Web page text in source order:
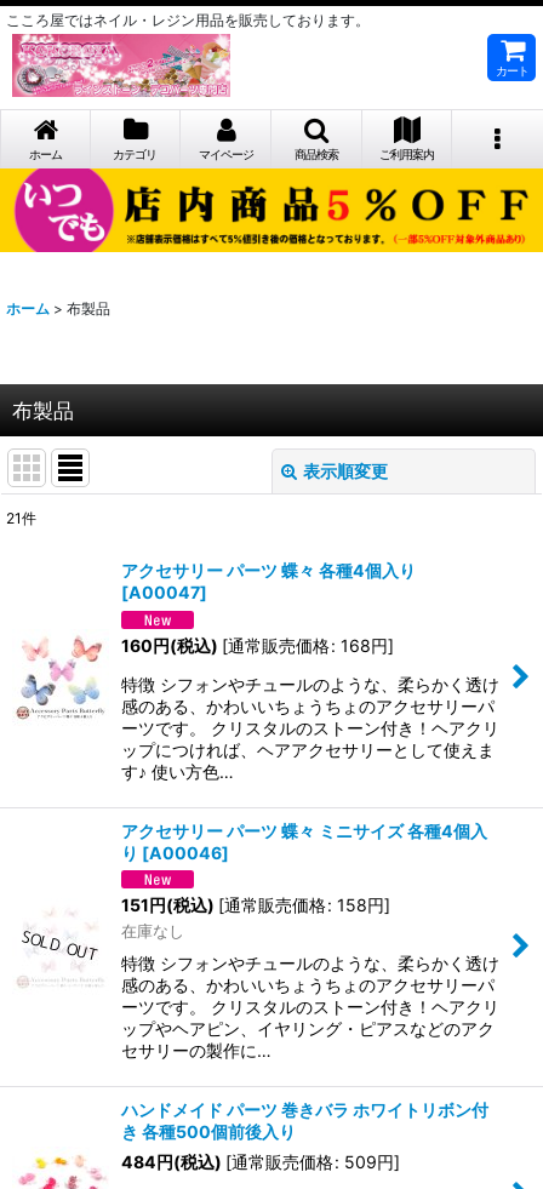
こころ屋ではネイル・レジン用品を販売しております。
カート
ホーム カテゴリ マイページ 商品検索 ご利用案内
ホーム > 布製品
布製品
表示順変更
並び順
絞り込む
21件
アクセサリー パーツ 蝶々 各種4個入り
[A00047]
160円(税込) [通常販売価格: 168円]
特徴 シフォンやチュールのような、柔らかく透け
感のある、かわいいちょうちょのアクセサリーパ
ーツです。 クリスタルのストーン付き！ヘアクリ
ップにつければ、ヘアアクセサリーとして使えま
す♪ 使い方色…
アクセサリー パーツ 蝶々 ミニサイズ 各種4個入
り [A00046]
151円(税込) [通常販売価格: 158円]
在庫なし
特徴 シフォンやチュールのような、柔らかく透け
感のある、かわいいちょうちょのアクセサリーパ
ーツです。 クリスタルのストーン付き！ヘアクリ
ップやヘアピン、イヤリング・ピアスなどのアク
セサリーの製作に…
ハンドメイド パーツ 巻きバラ ホワイトリボン付
き 各種500個前後入り
484円(税込) [通常販売価格: 509円]